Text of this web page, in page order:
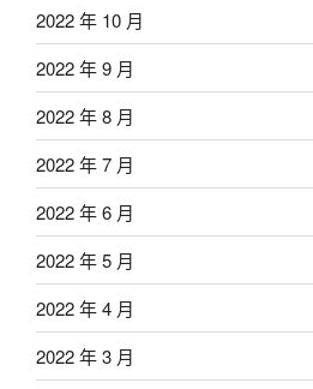
2022 年 10 月
2022 年 9 月
2022 年 8 月
2022 年 7 月
2022 年 6 月
2022 年 5 月
2022 年 4 月
2022 年 3 月